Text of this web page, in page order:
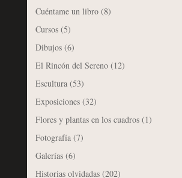
Cuéntame un libro(8)
Cursos(5)
Dibujos(6)
El Rincón del Sereno(12)
Escultura(53)
Exposiciones(32)
Flores y plantas en los cuadros(1)
Fotografía(7)
Galerías(6)
Historias olvidadas(202)